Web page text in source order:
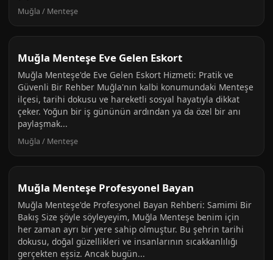
Muğla / Menteşe
Muğla Menteşe Eve Gelen Eskort
Muğla Menteşe'de Eve Gelen Eskort Hizmeti: Pratik ve
Güvenli Bir Rehber Muğla'nın kalbi konumundaki Menteşe
ilçesi, tarihi dokusu ve hareketli sosyal hayatıyla dikkat
çeker. Yoğun bir iş gününün ardından ya da özel bir anı
paylaşmak...
Muğla / Menteşe
Muğla Menteşe Profesyonel Bayan
Muğla Menteşe'de Profesyonel Bayan Rehberi: Samimi Bir
Bakış Size şöyle söyleyeyim, Muğla Menteşe benim için
her zaman ayrı bir yere sahip olmuştur. Bu şehrin tarihi
dokusu, doğal güzellikleri ve insanlarının sıcakkanlılığı
gerçekten eşsiz. Ancak bugün...